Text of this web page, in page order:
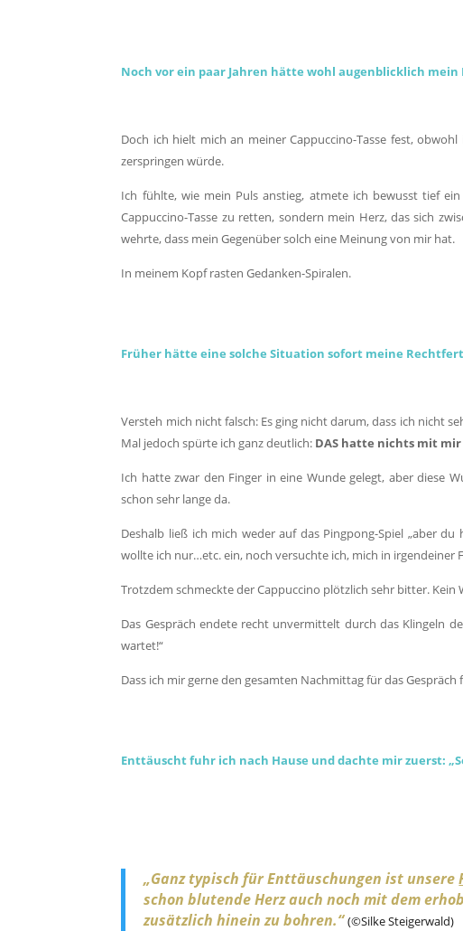
Noch vor ein paar Jahren hätte wohl augenblicklich
Doch ich hielt mich an meiner Cappuccino-Tasse fest,
zerspringen würde.
Ich fühlte, wie mein Puls anstieg, atmete ich bewusst tief
Cappuccino-Tasse zu retten, sondern mein Herz, das sich
wehrte, dass mein Gegenüber solch eine Meinung von mir hat.
In meinem Kopf rasten Gedanken-Spiralen.
Früher hätte eine solche Situation sofort meine
Versteh mich nicht falsch: Es ging nicht darum, dass ich nicht
Mal jedoch spürte ich ganz deutlich: DAS hatte nichts mit
Ich hatte zwar den Finger in eine Wunde gelegt, aber diese
schon sehr lange da.
Deshalb ließ ich mich weder auf das Pingpong-Spiel „aber
wollte ich nur…etc. ein, noch versuchte ich, mich in irgendeiner
Trotzdem schmeckte der Cappuccino plötzlich sehr bitter.
Das Gespräch endete recht unvermittelt durch das Klingeln
wartet!“
Dass ich mir gerne den gesamten Nachmittag für das
Enttäuscht fuhr ich nach Hause und dachte mir zuerst:
„Ganz typisch für Enttäuschungen ist unsere
schon blutende Herz auch noch mit dem
zusätzlich hinein zu bohren.“(©Silke Steigerwald)